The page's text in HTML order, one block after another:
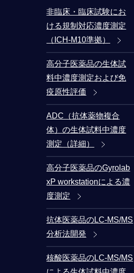
非臨床・臨床試験にお
ける規制対応濃度測定
（ICH-M10準拠）
高分子医薬品の生体試
料中濃度測定および免
疫原性評価
ADC（抗体薬物複合
体）の生体試料中濃度
測定（詳細）
高分子医薬品のGyrolab
xP workstationによる濃
度測定
抗体医薬品のLC-MS/MS
分析法開発
核酸医薬品のLC-MS/MS